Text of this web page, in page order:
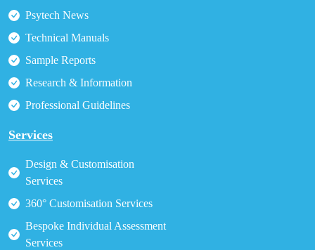
Psytech News
Technical Manuals
Sample Reports
Research & Information
Professional Guidelines
Services
Design & Customisation
Services
360° Customisation Services
Bespoke Individual Assessment
Services